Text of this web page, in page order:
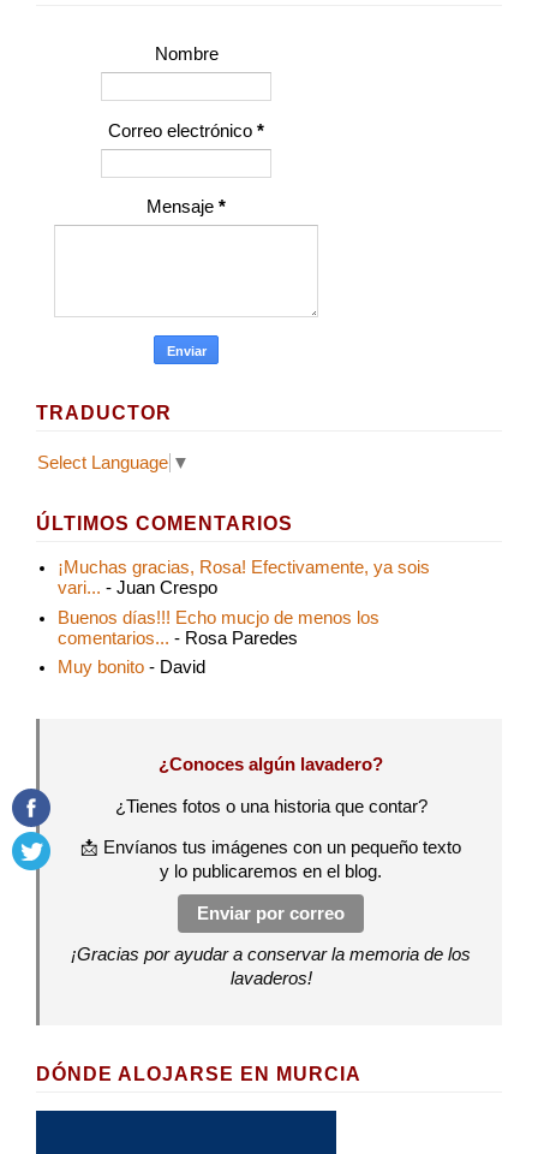
Nombre
Correo electrónico *
Mensaje *
TRADUCTOR
Select Language ▼
ÚLTIMOS COMENTARIOS
¡Muchas gracias, Rosa! Efectivamente, ya sois
vari... - Juan Crespo
Buenos días!!! Echo mucjo de menos los
comentarios... - Rosa Paredes
Muy bonito - David
¿Conoces algún lavadero?
¿Tienes fotos o una historia que contar?
📩 Envíanos tus imágenes con un pequeño texto
y lo publicaremos en el blog.
Enviar por correo
¡Gracias por ayudar a conservar la memoria de los
lavaderos!
DÓNDE ALOJARSE EN MURCIA